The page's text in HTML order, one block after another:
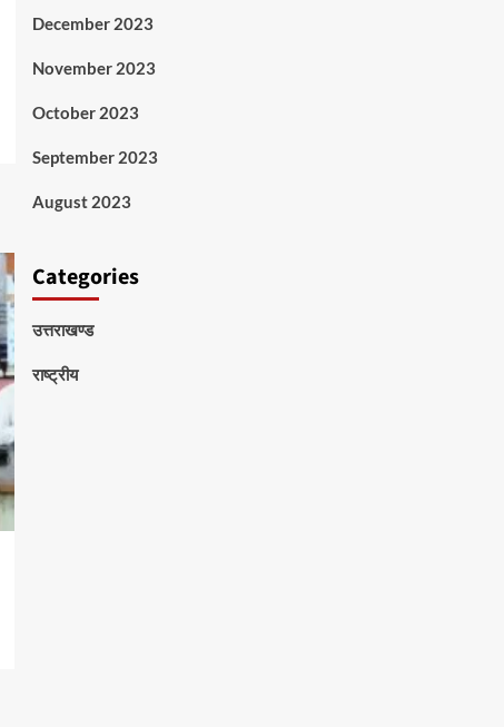
December 2023
November 2023
October 2023
September 2023
August 2023
Categories
उत्तराखण्ड
राष्ट्रीय